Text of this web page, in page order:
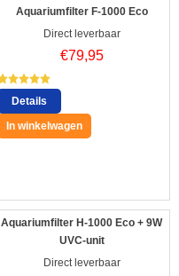
Aquariumfilter F-1000 Eco
Direct leverbaar
€79,95
Details
In winkelwagen
Aquariumfilter H-1000 Eco + 9W
UVC-unit
Direct leverbaar